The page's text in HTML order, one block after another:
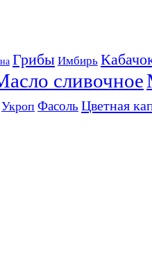
Грибы Имбирь
сливочное
Укроп Фасоль Цветная